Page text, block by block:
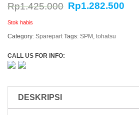
Rp1.425.000 Rp1.282.500
Stok habis
Category: Sparepart Tags: SPM , tohatsu
CALL US FOR INFO:
DESKRIPSI